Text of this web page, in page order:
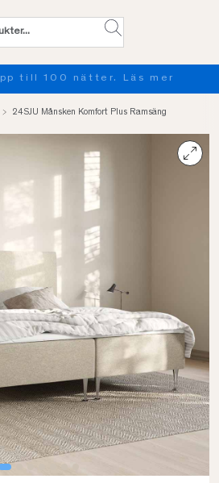
till 100 nätter. Läs mer
24SJU Månsken Komfort Plus Ramsäng